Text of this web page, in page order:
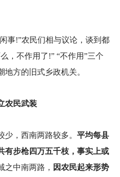
事!”农民们相与议论，谈到都
，不作用了!” “不作用”三个
方的旧式乡政机关。
农民武装
，西南两路较多。 平均每县
有步枪四万五千枝，事实上或
之中南两路， 因农民起来形势